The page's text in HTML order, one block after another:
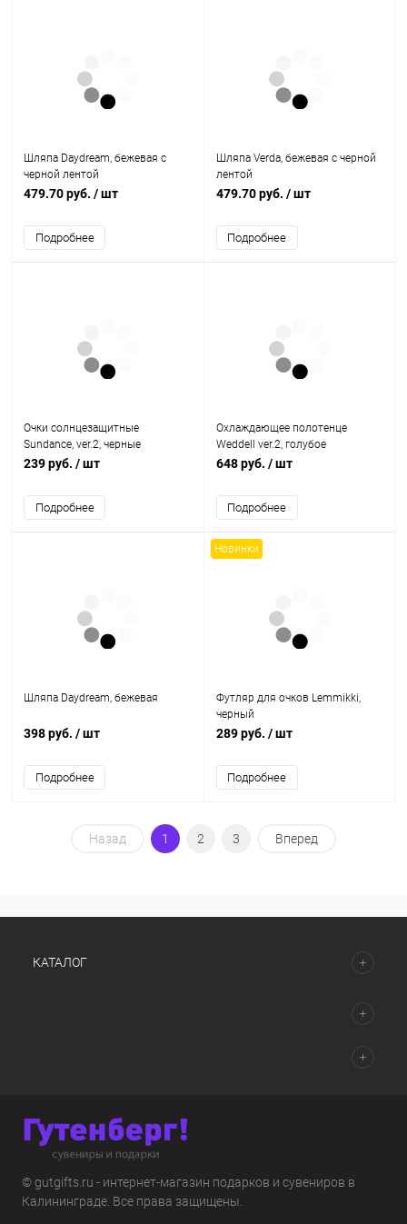
Шляпа Daydream, бежевая с
черной лентой
479.70 руб. / шт
Подробнее
Шляпа Verda, бежевая с черной
лентой
479.70 руб. / шт
Подробнее
Очки солнцезащитные
Sundance, ver.2, черные
239 руб. / шт
Подробнее
Охлаждающее полотенце
Weddell ver.2, голубое
648 руб. / шт
Подробнее
Шляпа Daydream, бежевая
398 руб. / шт
Подробнее
Новинки
Футляр для очков Lemmikki,
черный
289 руб. / шт
Подробнее
Назад 1 2 3 Вперед
КАТАЛОГ
© gutgifts.ru - интернет-магазин подарков и сувениров в
Калининграде. Все права защищены.